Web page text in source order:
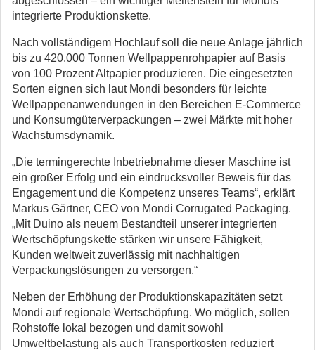
integrierte Produktionskette.
Nach vollständigem Hochlauf soll die neue Anlage jährlich
bis zu 420.000 Tonnen Wellpappenrohpapier auf Basis
von 100 Prozent Altpapier produzieren. Die eingesetzten
Sorten eignen sich laut Mondi besonders für leichte
Wellpappenanwendungen in den Bereichen E-Commerce
und Konsumgüterverpackungen – zwei Märkte mit hoher
Wachstumsdynamik.
„Die termingerechte Inbetriebnahme dieser Maschine ist
ein großer Erfolg und ein eindrucksvoller Beweis für das
Engagement und die Kompetenz unseres Teams“, erklärt
Markus Gärtner, CEO von Mondi Corrugated Packaging.
„Mit Duino als neuem Bestandteil unserer integrierten
Wertschöpfungskette stärken wir unsere Fähigkeit,
Kunden weltweit zuverlässig mit nachhaltigen
Verpackungslösungen zu versorgen.“
Neben der Erhöhung der Produktionskapazitäten setzt
Mondi auf regionale Wertschöpfung. Wo möglich, sollen
Rohstoffe lokal bezogen und damit sowohl
Umweltbelastung als auch Transportkosten reduziert